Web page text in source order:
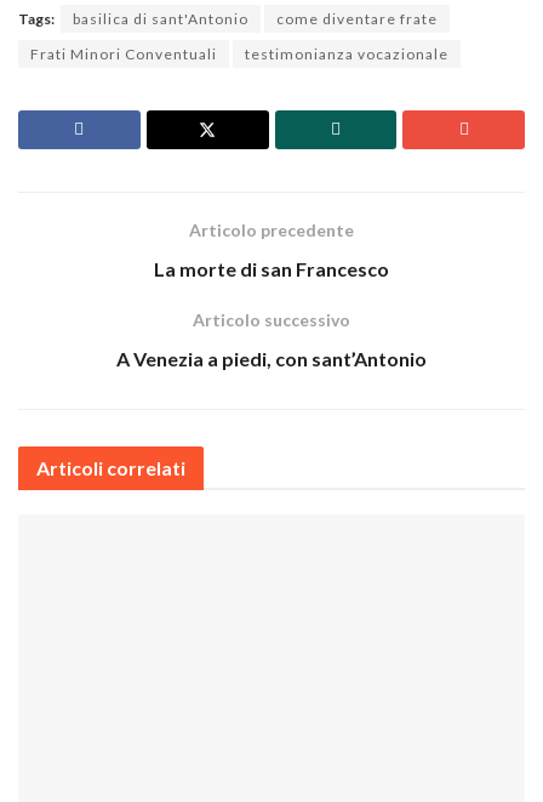
Tags: basilica di sant'Antonio
come diventare frate
Frati Minori Conventuali
testimonianza vocazionale
Articolo precedente
La morte di san Francesco
Articolo successivo
A Venezia a piedi, con sant’Antonio
Articoli correlati